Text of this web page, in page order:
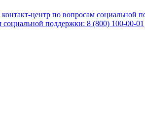
центр по вопросам социальной
поддержки: 8 (800) 100-00-01